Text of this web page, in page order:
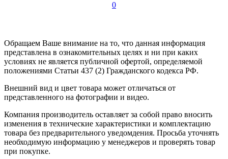
0
Обращаем Ваше внимание на то, что данная информация
представлена в ознакомительных целях и ни при каких
условиях не является публичной офертой, определяемой
положениями Статьи 437 (2) Гражданского кодекса РФ.
Внешний вид и цвет товара может отличаться от
представленного на фотографии и видео.
Компания производитель оставляет за собой право вносить
изменения в технические характеристики и комплектацию
товара без предварительного уведомдения. Просьба уточнять
необходимую информацию у менеджеров и проверять товар
при покупке.